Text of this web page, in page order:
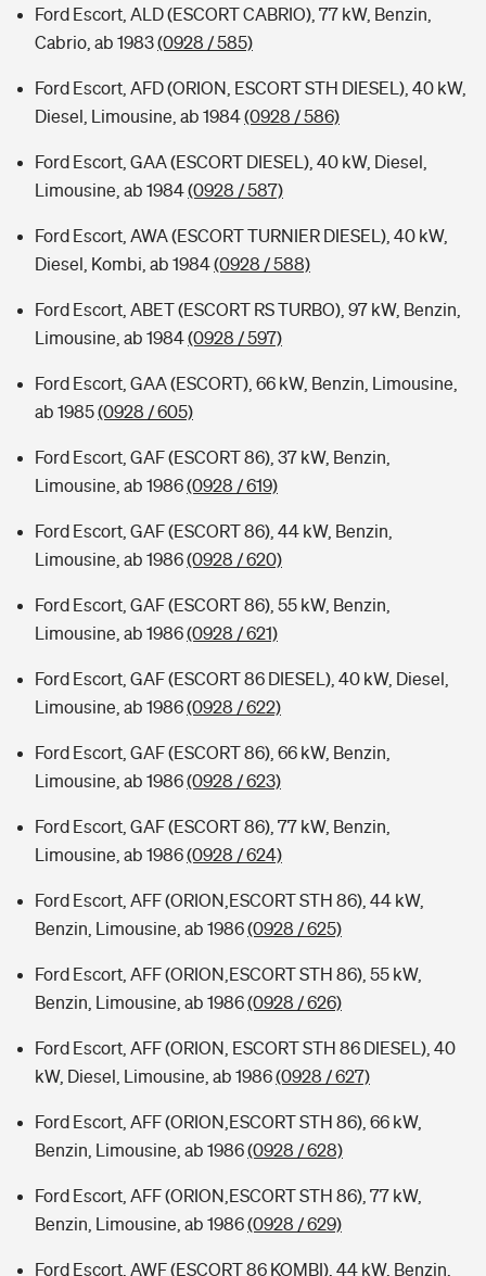
Ford Escort, ALD (ESCORT CABRIO), 77 kW, Benzin,
Cabrio, ab 1983(0928 / 585)
Ford Escort, AFD (ORION, ESCORT STH DIESEL), 40 kW,
Diesel, Limousine, ab 1984(0928 / 586)
Ford Escort, GAA (ESCORT DIESEL), 40 kW, Diesel,
Limousine, ab 1984(0928 / 587)
Ford Escort, AWA (ESCORT TURNIER DIESEL), 40 kW,
Diesel, Kombi, ab 1984(0928 / 588)
Ford Escort, ABET (ESCORT RS TURBO), 97 kW, Benzin,
Limousine, ab 1984(0928 / 597)
Ford Escort, GAA (ESCORT), 66 kW, Benzin, Limousine,
ab 1985(0928 / 605)
Ford Escort, GAF (ESCORT 86), 37 kW, Benzin,
Limousine, ab 1986(0928 / 619)
Ford Escort, GAF (ESCORT 86), 44 kW, Benzin,
Limousine, ab 1986(0928 / 620)
Ford Escort, GAF (ESCORT 86), 55 kW, Benzin,
Limousine, ab 1986(0928 / 621)
Ford Escort, GAF (ESCORT 86 DIESEL), 40 kW, Diesel,
Limousine, ab 1986(0928 / 622)
Ford Escort, GAF (ESCORT 86), 66 kW, Benzin,
Limousine, ab 1986(0928 / 623)
Ford Escort, GAF (ESCORT 86), 77 kW, Benzin,
Limousine, ab 1986(0928 / 624)
Ford Escort, AFF (ORION,ESCORT STH 86), 44 kW,
Benzin, Limousine, ab 1986(0928 / 625)
Ford Escort, AFF (ORION,ESCORT STH 86), 55 kW,
Benzin, Limousine, ab 1986(0928 / 626)
Ford Escort, AFF (ORION, ESCORT STH 86 DIESEL), 40
kW, Diesel, Limousine, ab 1986(0928 / 627)
Ford Escort, AFF (ORION,ESCORT STH 86), 66 kW,
Benzin, Limousine, ab 1986(0928 / 628)
Ford Escort, AFF (ORION,ESCORT STH 86), 77 kW,
Benzin, Limousine, ab 1986(0928 / 629)
Ford Escort, AWF (ESCORT 86 KOMBI), 44 kW, Benzin,